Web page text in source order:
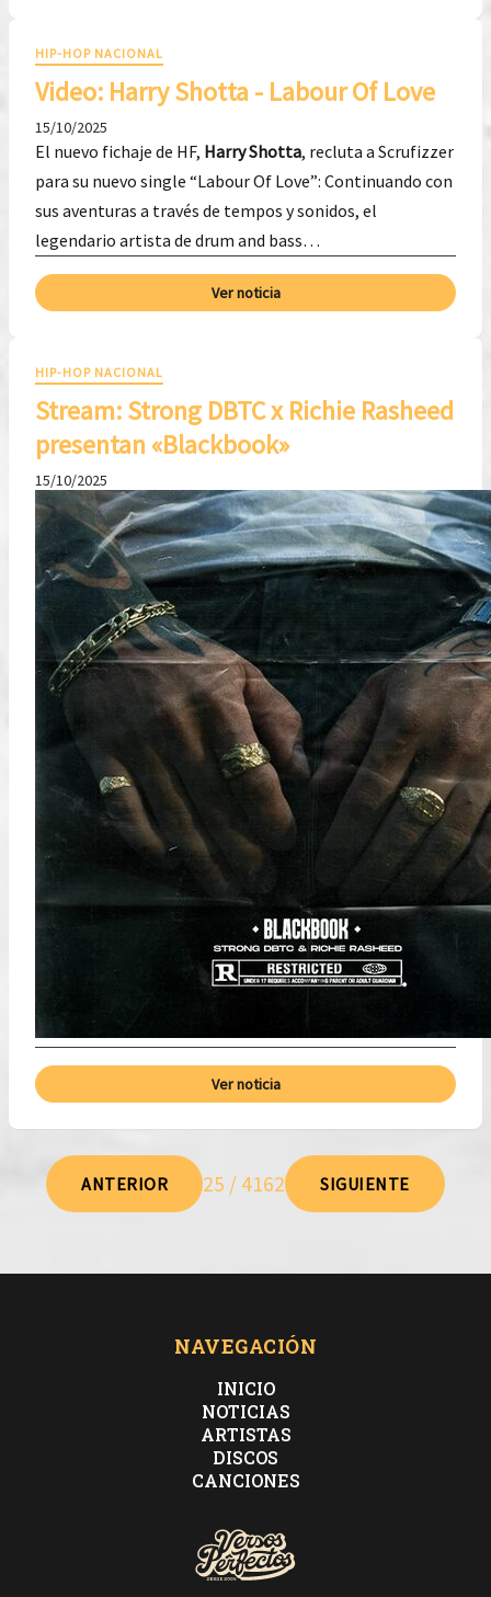
HIP-HOP NACIONAL
Video: Harry Shotta - Labour Of Love
15/10/2025
El nuevo fichaje de HF, Harry Shotta, recluta a Scrufizzer
para su nuevo single “Labour Of Love”: Continuando con
sus aventuras a través de tempos y sonidos, el
legendario artista de drum and bass…
Ver noticia
HIP-HOP NACIONAL
Stream: Strong DBTC x Richie Rasheed
presentan «Blackbook»
15/10/2025
Ver noticia
ANTERIOR 25 / 4162 SIGUIENTE
NAVEGACIÓN
INICIO
NOTICIAS
ARTISTAS
DISCOS
CANCIONES